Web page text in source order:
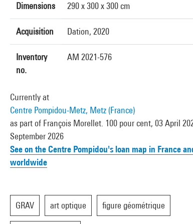
Dimensions 290 x 300 x 300 cm
Acquisition Dation, 2020
Inventory
no.
AM 2021-576
Currently at
Centre Pompidou-Metz, Metz (France)
as part of François Morellet. 100 pour cent, 03 April
September 2026
See on the Centre Pompidou's loan map in France
worldwide
GRAV art optique figure géométrique